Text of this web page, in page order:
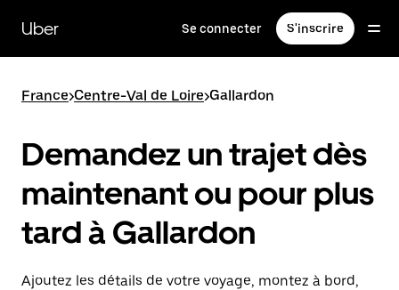
contenu
principal
Uber Se connecter S'inscrire
France>Centre-Val de Loire>Gallardon
Demandez un trajet dès
maintenant ou pour plus
tard à Gallardon
Ajoutez les détails de votre voyage, montez à bord,